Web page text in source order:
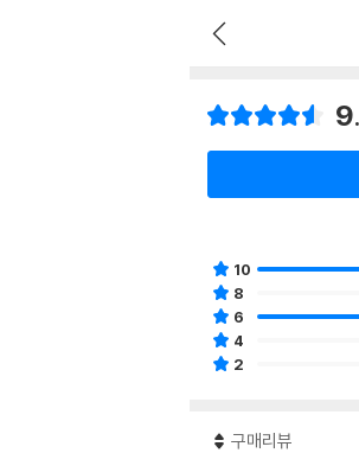
10
8
6
4
2
구매리뷰